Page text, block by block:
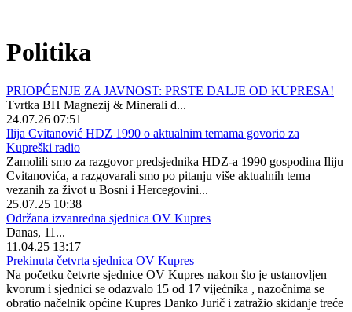
Politika
PRIOPĆENJE ZA JAVNOST: PRSTE DALJE OD KUPRESA!
Tvrtka BH Magnezij & Minerali d...
24.07.26 07:51
Ilija Cvitanović HDZ 1990 o aktualnim temama govorio za
Kupreški radio
Zamolili smo za razgovor predsjednika HDZ-a 1990 gospodina Iliju
Cvitanovića, a razgovarali smo po pitanju više aktualnih tema
vezanih za život u Bosni i Hercegovini...
25.07.25 10:38
Održana izvanredna sjednica OV Kupres
Danas, 11...
11.04.25 13:17
Prekinuta četvrta sjednica OV Kupres
Na početku četvrte sjednice OV Kupres nakon što je ustanovljen
kvorum i sjednici se odazvalo 15 od 17 vijećnika , nazočnima se
obratio načelnik općine Kupres Danko Jurič i zatražio skidanje treće